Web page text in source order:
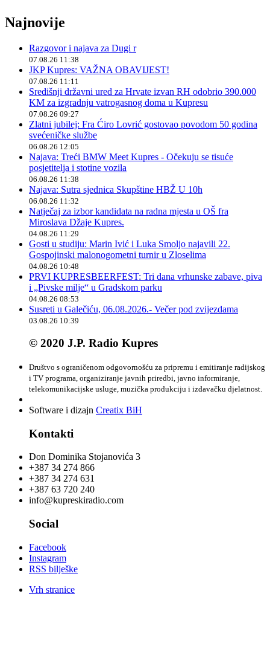
Najnovije
Razgovor i najava za Dugi r
07.08.26 11:38
JKP Kupres: VAŽNA OBAVIJEST!
07.08.26 11:11
Središnji državni ured za Hrvate izvan RH odobrio 390.000
KM za izgradnju vatrogasnog doma u Kupresu
07.08.26 09:27
Zlatni jubilej: Fra Ćiro Lovrić gostovao povodom 50 godina
svećeničke službe
06.08.26 12:05
Najava: Treći BMW Meet Kupres - Očekuju se tisuće
posjetitelja i stotine vozila
06.08.26 11:38
Najava: Sutra sjednica Skupštine HBŽ U 10h
06.08.26 11:32
Natječaj za izbor kandidata na radna mjesta u OŠ fra
Miroslava Džaje Kupres.
04.08.26 11:29
Gosti u studiju: Marin Ivić i Luka Smoljo najavili 22.
Gospojinski malonogometni turnir u Zloselima
04.08.26 10:48
PRVI KUPRESBEERFEST: Tri dana vrhunske zabave, piva
i „Pivske milje“ u Gradskom parku
04.08.26 08:53
Susreti u Galečiću, 06.08.2026.- Večer pod zvijezdama
03.08.26 10:39
© 2020 J.P. Radio Kupres
Društvo s ograničenom odgovornošću za pripremu i emitiranje radijskog
i TV programa, organiziranje javnih priredbi, javno informiranje,
telekomunikacijske usluge, muzička produkciju i izdavačku djelatnost.
Software i dizajn Creatix BiH
Kontakti
Don Dominika Stojanovića 3
+387 34 274 866
+387 34 274 631
+387 63 720 240
info@kupreskiradio.com
Social
Facebook
Instagram
RSS bilješke
Vrh stranice